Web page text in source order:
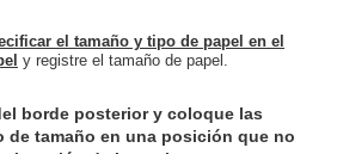
el tamaño y tipo de papel en el
y registre el tamaño de papel.
borde posterior y coloque las
de tamaño en una posición que no